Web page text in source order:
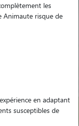
les
Animaute risque de
en adaptant
susceptibles de